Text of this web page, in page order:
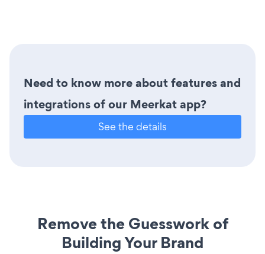
Need to know more about features and
integrations of our Meerkat app?
See the details
Remove the Guesswork of
Building Your Brand